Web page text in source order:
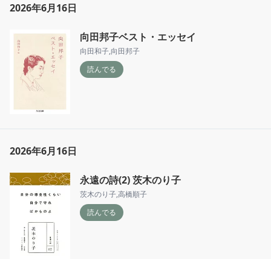
2026年6月16日
向田邦子ベスト・エッセイ
向田和子,向田邦子
読んでる
2026年6月16日
永遠の詩(2) 茨木のり子
茨木のり子,高橋順子
読んでる